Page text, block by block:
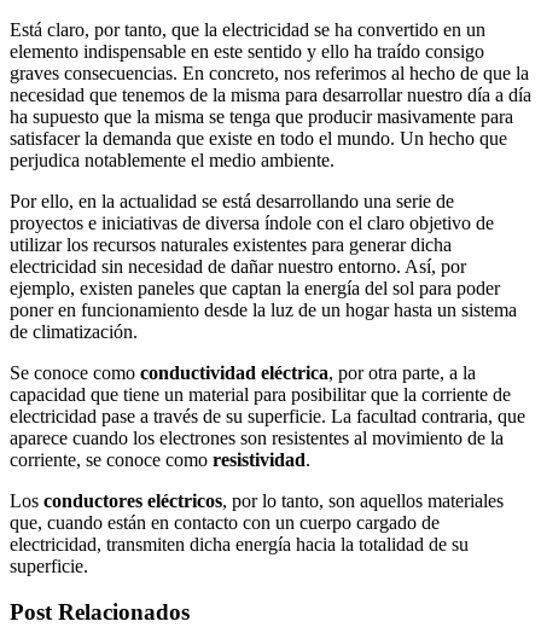
Está claro, por tanto, que la electricidad se ha convertido en un
elemento indispensable en este sentido y ello ha traído consigo
graves consecuencias. En concreto, nos referimos al hecho de que la
necesidad que tenemos de la misma para desarrollar nuestro día a día
ha supuesto que la misma se tenga que producir masivamente para
satisfacer la demanda que existe en todo el mundo. Un hecho que
perjudica notablemente el medio ambiente.
Por ello, en la actualidad se está desarrollando una serie de
proyectos e iniciativas de diversa índole con el claro objetivo de
utilizar los recursos naturales existentes para generar dicha
electricidad sin necesidad de dañar nuestro entorno. Así, por
ejemplo, existen paneles que captan la energía del sol para poder
poner en funcionamiento desde la luz de un hogar hasta un sistema
de climatización.
Se conoce como conductividad eléctrica, por otra parte, a la
capacidad que tiene un material para posibilitar que la corriente de
electricidad pase a través de su superficie. La facultad contraria, que
aparece cuando los electrones son resistentes al movimiento de la
corriente, se conoce como resistividad.
Los conductores eléctricos, por lo tanto, son aquellos materiales
que, cuando están en contacto con un cuerpo cargado de
electricidad, transmiten dicha energía hacia la totalidad de su
superficie.
Post Relacionados